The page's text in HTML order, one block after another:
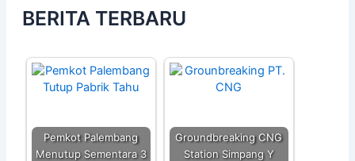
BERITA TERBARU
Pemkot Palembang
Menutup Sementara 3
Groundbreaking CNG
Station Simpang Y